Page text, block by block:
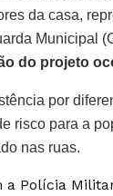
da casa,
Municipal
do projeto
por
risco para a
nas ruas.
a Polícia